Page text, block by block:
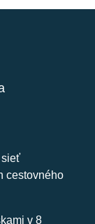
sieť
cestovného
v 8